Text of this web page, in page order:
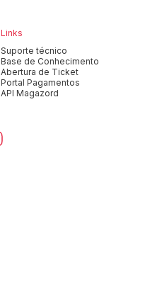
Links
Suporte técnico
Base de Conhecimento
Abertura de Ticket
Portal Pagamentos
API Magazord